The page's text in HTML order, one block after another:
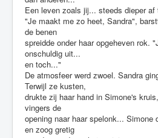
Een leven zoals jij... steeds dieper
"Je maakt me zo heet, Sandra",
de benen
spreidde onder haar opgeheven rok.
onschuldig uit...
en toch..."
De atmosfeer werd zwoel. Sandra
Terwijl ze kusten,
drukte zij haar hand in Simone's
vingers de
opening naar haar spelonk... Simone
en zoog gretig